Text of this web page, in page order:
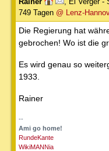
749 Tagen @ Lenz-
Die Regierung hat
gebrochen! Wo ist die
Es wird genau so
1933.
Rainer
--
Ami go home!
RundeKante
WikiMANNia